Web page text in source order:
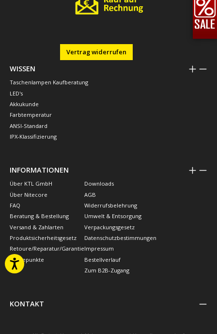
Vertrag widerrufen
WISSEN
Taschenlampen Kaufberatung
LED's
Akkukunde
Farbtemperatur
ANSI-Standard
IPX-Klassifizierung
INFORMATIONEN
Über KTL GmbH
Über Nitecore
FAQ
Beratung & Bestellung
Versand & Zahlarten
Produktsicherheitsgesetz
Retoure/Reparatur/Garantie
Treuepunkte
Downloads
AGB
Widerrufsbelehrung
Umwelt & Entsorgung
Verpackungsgesetz
Datenschutzbestimmungen
Impressum
Bestellverlauf
Zum B2B-Zugang
KONTAKT